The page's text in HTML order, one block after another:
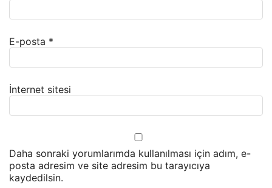
E-posta *
İnternet sitesi
Daha sonraki yorumlarımda kullanılması için adım, e-
posta adresim ve site adresim bu tarayıcıya
kaydedilsin.